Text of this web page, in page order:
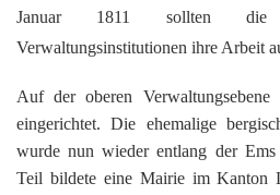
Januar 1811 sollten die
Verwaltungsinstitutionen ihre Arbeit
Auf der oberen Verwaltungsebene
eingerichtet. Die ehemalige
wurde nun wieder entlang der Ems
Teil bildete eine Mairie im Kanton